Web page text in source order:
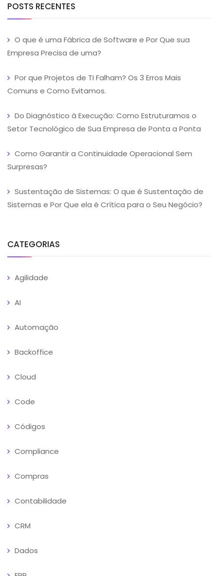
POSTS RECENTES
O que é uma Fábrica de Software e Por Que sua
Empresa Precisa de uma?
Por que Projetos de TI Falham? Os 3 Erros Mais
Comuns e Como Evitamos.
Do Diagnóstico à Execução: Como Estruturamos o
Setor Tecnológico de Sua Empresa de Ponta a Ponta
Como Garantir a Continuidade Operacional Sem
Surpresas?
Sustentação de Sistemas: O que é Sustentação de
Sistemas e Por Que ela é Crítica para o Seu Negócio?
CATEGORIAS
Agilidade
AI
Automação
Backoffice
Cloud
Code
Códigos
Compliance
Compras
Contabilidade
CRM
Dados